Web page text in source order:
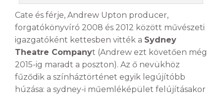
Cate és férje, Andrew Upton producer,
forgatókönyvíró 2008 és 2012 között művészeti
igazgatóként kettesben vitték a Sydney
Theatre Companyt (Andrew ezt követően még
2015-ig maradt a poszton). Az ő nevükhöz
fűződik a színháztörténet egyik legújítóbb
húzása: a sydney-i műemléképület felújításakor